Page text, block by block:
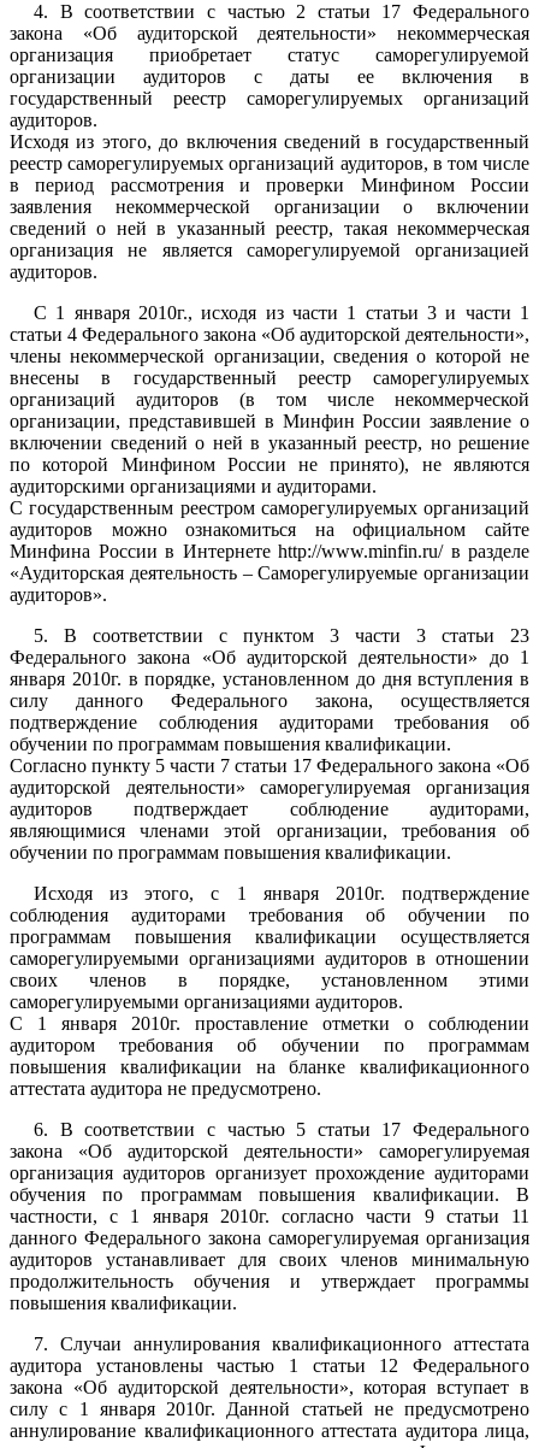
4. В соответствии с частью 2 статьи 17 Федерального
закона «Об аудиторской деятельности» некоммерческая
организация приобретает статус саморегулируемой
организации аудиторов с даты ее включения в
государственный реестр саморегулируемых организаций
аудиторов.
Исходя из этого, до включения сведений в государственный
реестр саморегулируемых организаций аудиторов, в том числе
в период рассмотрения и проверки Минфином России
заявления некоммерческой организации о включении
сведений о ней в указанный реестр, такая некоммерческая
организация не является саморегулируемой организацией
аудиторов.
С 1 января 2010г., исходя из части 1 статьи 3 и части 1
статьи 4 Федерального закона «Об аудиторской деятельности»,
члены некоммерческой организации, сведения о которой не
внесены в государственный реестр саморегулируемых
организаций аудиторов (в том числе некоммерческой
организации, представившей в Минфин России заявление о
включении сведений о ней в указанный реестр, но решение
по которой Минфином России не принято), не являются
аудиторскими организациями и аудиторами.
С государственным реестром саморегулируемых организаций
аудиторов можно ознакомиться на официальном сайте
Минфина России в Интернете http://www.minfin.ru/ в разделе
«Аудиторская деятельность – Саморегулируемые организации
аудиторов».
5. В соответствии с пунктом 3 части 3 статьи 23
Федерального закона «Об аудиторской деятельности» до 1
января 2010г. в порядке, установленном до дня вступления в
силу данного Федерального закона, осуществляется
подтверждение соблюдения аудиторами требования об
обучении по программам повышения квалификации.
Согласно пункту 5 части 7 статьи 17 Федерального закона «Об
аудиторской деятельности» саморегулируемая организация
аудиторов подтверждает соблюдение аудиторами,
являющимися членами этой организации, требования об
обучении по программам повышения квалификации.
Исходя из этого, с 1 января 2010г. подтверждение
соблюдения аудиторами требования об обучении по
программам повышения квалификации осуществляется
саморегулируемыми организациями аудиторов в отношении
своих членов в порядке, установленном этими
саморегулируемыми организациями аудиторов.
С 1 января 2010г. проставление отметки о соблюдении
аудитором требования об обучении по программам
повышения квалификации на бланке квалификационного
аттестата аудитора не предусмотрено.
6. В соответствии с частью 5 статьи 17 Федерального
закона «Об аудиторской деятельности» саморегулируемая
организация аудиторов организует прохождение аудиторами
обучения по программам повышения квалификации. В
частности, с 1 января 2010г. согласно части 9 статьи 11
данного Федерального закона саморегулируемая организация
аудиторов устанавливает для своих членов минимальную
продолжительность обучения и утверждает программы
повышения квалификации.
7. Случаи аннулирования квалификационного аттестата
аудитора установлены частью 1 статьи 12 Федерального
закона «Об аудиторской деятельности», которая вступает в
силу с 1 января 2010г. Данной статьей не предусмотрено
аннулирование квалификационного аттестата аудитора лица,